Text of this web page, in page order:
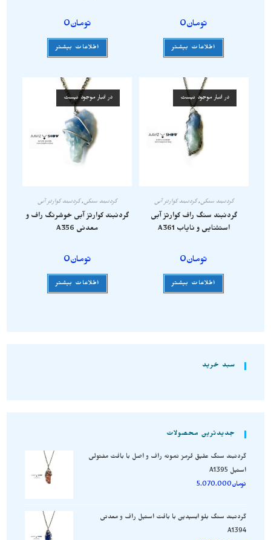
تومان0
اطلاعات بیشتر
تومان0
اطلاعات بیشتر
در انبار موجود نیست
گردنبند سنگی,گردنبند کوارتز آبی
گردنبند سنگ راف کوارتز آبی
استثنایی و نایاب A361
تومان0
اطلاعات بیشتر
در انبار موجود نیست
گردنبند سنگی, گردنبند کوارتز آبی
گردنبند کوارتز آبی خوشرنگ راف و
معدنی A356
تومان0
اطلاعات بیشتر
سبد خرید
جدیدترین محصولات
گردنبند سنگ عقیق قرمز نمونه راف و اصل با بافت مفتولی
استیل A1395
تومان5.070.000
گردنبند سنگ بلو ابسیدین با بافت استیل راف و معدنی
A1394